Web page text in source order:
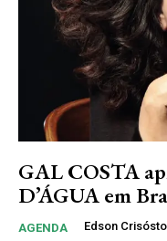
GAL COSTA
D’ÁGUA em
AGENDA Edson